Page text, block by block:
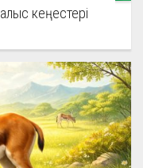
кеңестері